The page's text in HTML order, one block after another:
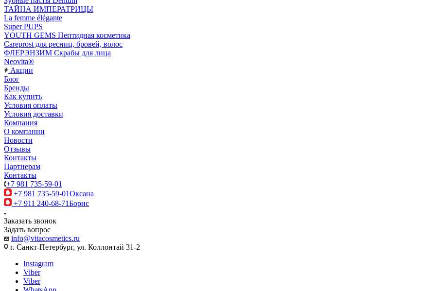
ТАЙНА ИМПЕРАТРИЦЫ
La femme élégante
Super PUPS
YOUTH GEMS Пептидная косметика
Careprost для ресниц, бровей, волос
ФЛЕРЭНЗИМ Скрабы для лица
Neovita®
Акции
Блог
Бренды
Как купить
Условия оплаты
Условия доставки
Компания
О компании
Новости
Отзывы
Контакты
Партнерам
Контакты
+7 981 735-59-01
+7 981 735-59-01Оксана
+7 911 240-68-71Борис
Заказать звонок
Задать вопрос
info@vitacosmetics.ru
г. Санкт-Петербург, ул. Коллонтай 31-2
Instagram
Viber
Viber